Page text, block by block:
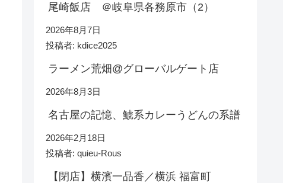
尾崎飯店 ＠岐阜県各務原市（2）
2026年8月7日
投稿者: kdice2025
ラーメン荒畑@グローバルゲート店
2026年8月3日
名古屋の記憶、鯱系カレーうどんの系譜
2026年2月18日
投稿者: quieu-Rous
【閉店】横濱一品香／横浜 福富町